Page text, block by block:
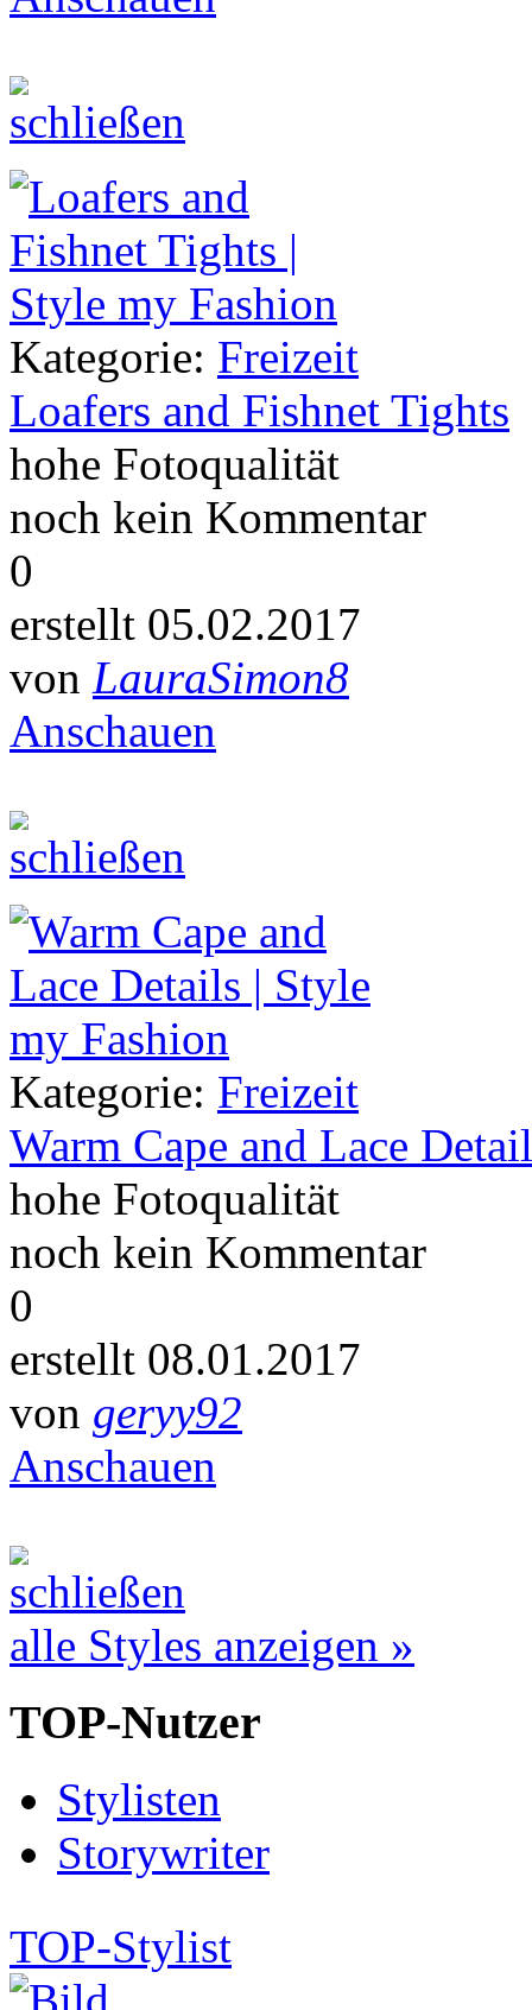
Kategorie: Freizeit
Loafers and Fishnet Tights
hohe Fotoqualität
noch kein Kommentar
0
erstellt 05.02.2017
von LauraSimon8
Anschauen
Kategorie: Freizeit
Warm Cape and Lace
hohe Fotoqualität
noch kein Kommentar
0
erstellt 08.01.2017
von geryy92
Anschauen
alle Styles anzeigen »
TOP-Nutzer
Stylisten
Storywriter
TOP-Stylist